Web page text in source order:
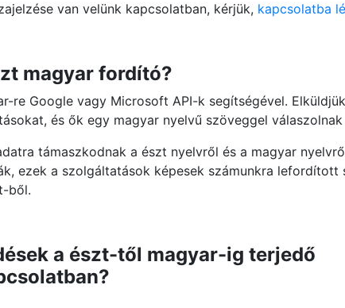
van velünk kapcsolatban, kérjük, kapcsolatba
magyar fordító?
re Google vagy Microsoft API-k segítségével.
és ők egy magyar nyelvű szöveggel válaszolnak
támaszkodnak a észt nyelvről és a magyar
ezek a szolgáltatások képesek számunkra lefordított
ből.
a észt-től magyar-ig terjedő